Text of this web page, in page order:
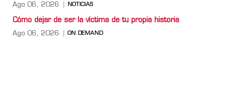
Ago 06, 2026 NOTICIAS
Cómo dejar de ser la víctima de tu propia historia
Ago 06, 2026 ON DEMAND